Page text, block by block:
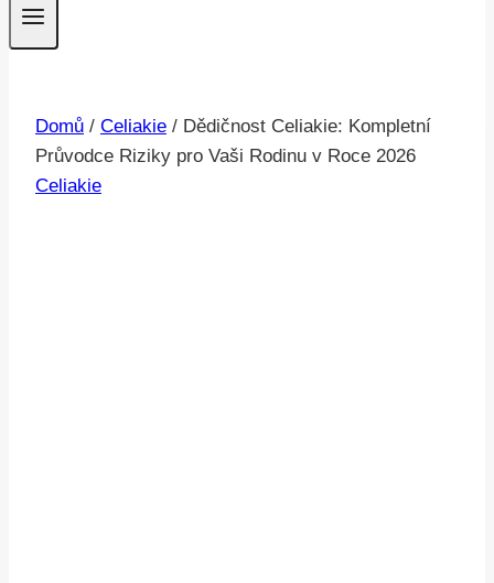
Domů / Celiakie / Dědičnost Celiakie: Kompletní
Průvodce Riziky pro Vaši Rodinu v Roce 2026
Celiakie